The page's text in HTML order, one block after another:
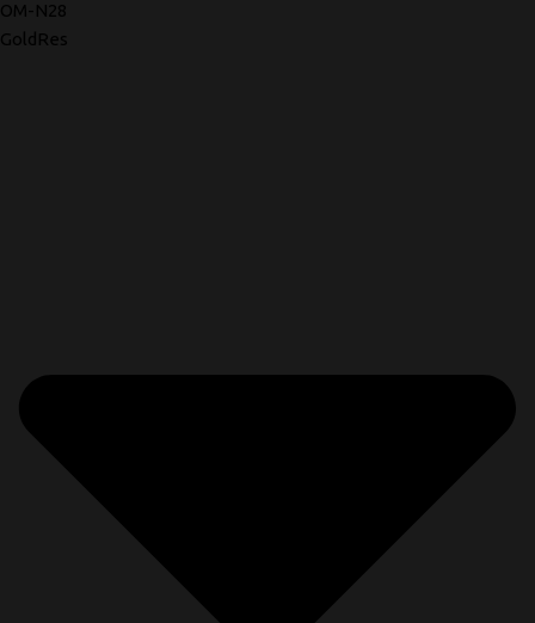
OM-N28
GoldRes